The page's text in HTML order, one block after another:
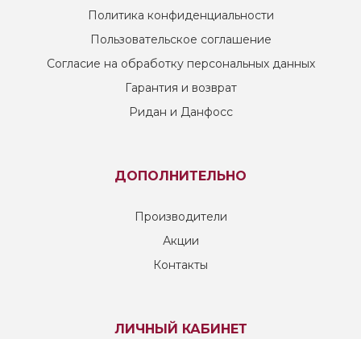
Политика конфиденциальности
Пользовательское соглашение
Согласие на обработку персональных данных
Гарантия и возврат
Ридан и Данфосс
ДОПОЛНИТЕЛЬНО
Производители
Акции
Контакты
ЛИЧНЫЙ КАБИНЕТ